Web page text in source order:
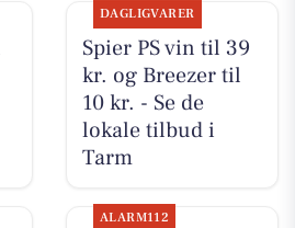
DAGLIGVARER
Spier PS vin til 39
kr. og Breezer til
10 kr. - Se de
lokale tilbud i
Tarm
ALARM112